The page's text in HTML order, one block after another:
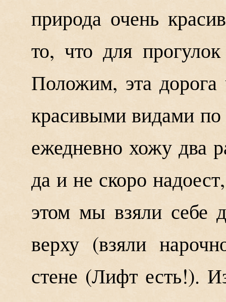
природа очень
то, что для прогулок
Положим, эта дорога
красивыми видами по
ежедневно хожу два
да и не скоро
этом мы взяли себе
верху (взяли
стене (Лифт есть!).